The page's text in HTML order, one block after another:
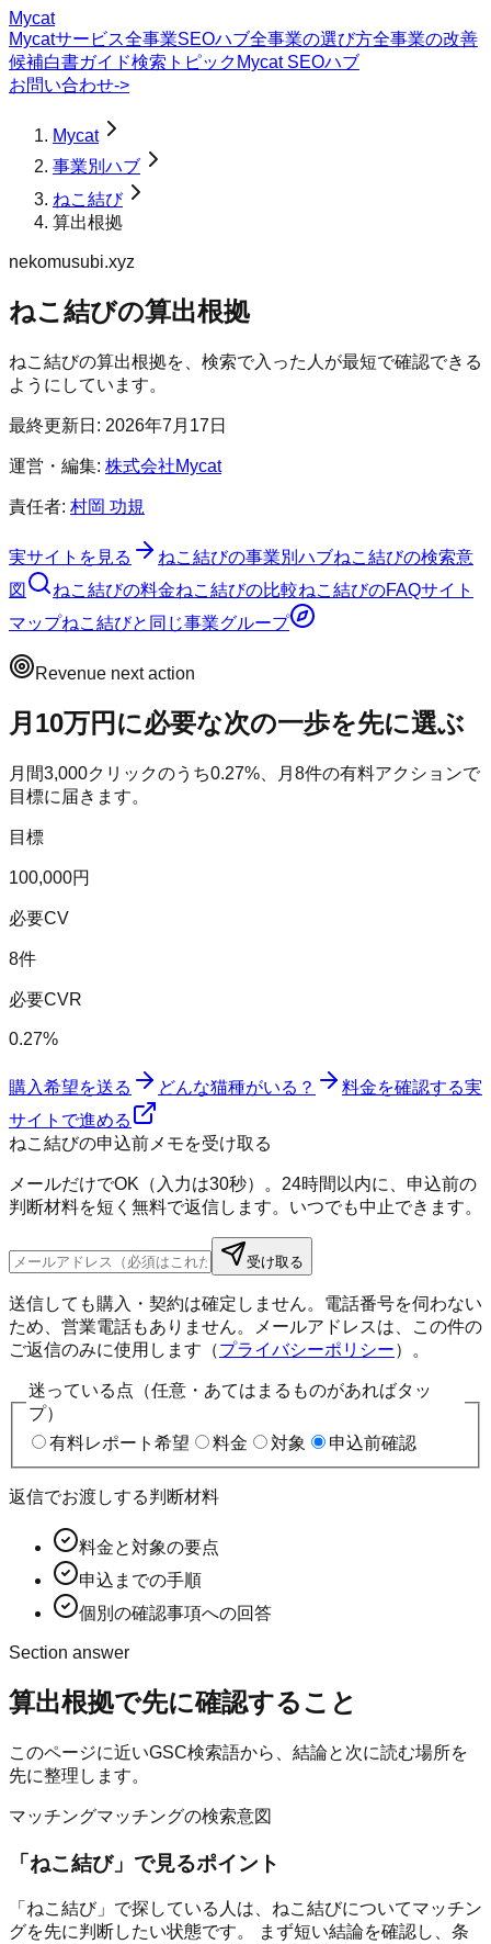
Mycat
Mycatサービス全事業SEOハブ全事業の選び方全事業の改善
候補白書ガイド検索トピック Mycat SEOハブ
お問い合わせ->
Mycat
事業別ハブ
ねこ結び
算出根拠
nekomusubi.xyz
ねこ結びの算出根拠
ねこ結びの算出根拠を、検索で入った人が最短で確認できる
ようにしています。
最終更新日: 2026年7月17日
運営・編集: 株式会社Mycat
責任者: 村岡 功規
実サイトを見る ねこ結びの事業別ハブねこ結びの検索意
図
ねこ結びの料金ねこ結びの比較ねこ結びのFAQサイト
マップねこ結びと同じ事業グループ
Revenue next action
月10万円に必要な次の一歩を先に選ぶ
月間3,000クリックのうち0.27%、月 8件の有料アクションで
目標に届きます。
目標
100,000円
必要CV
8件
必要CVR
0.27%
購入希望を送る どんな猫種がいる？ 料金を確認する実
サイトで進める
ねこ結びの申込前メモを受け取る
メールだけでOK（入力は30秒）。24時間以内に、申込前の
判断材料を短く無料で返信します。いつでも中止できます。
受け取る
送信しても購入・契約は確定しません。電話番号を伺わない
ため、営業電話もありません。メールアドレスは、この件の
ご返信のみに使用します（プライバシーポリシー）。
迷っている点（任意・あてはまるものがあればタッ
プ）
有料レポート希望
料金 対象 申込前確認
返信でお渡しする判断材料
料金と対象の要点
申込までの手順
個別の確認事項への回答
Section answer
算出根拠で先に確認すること
このページに近いGSC検索語から、結論と次に読む場所を
先に整理します。
マッチングマッチングの検索意図
「ねこ結び」で見るポイント
「ねこ結び」で探している人は、ねこ結びについてマッチン
グを先に判断したい状態です。 まず短い結論を確認し、条